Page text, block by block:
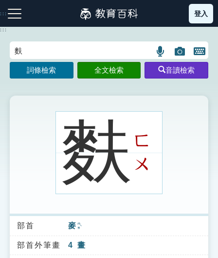
到
主
:::
注音索引圖示 筆畫索引圖示 部首索引表圖示
索引選單
知識索引
登入
:::
語
言
搜
示
圖
片
搜
開
鍵
圖
詞條檢索 全文檢索 音讀檢索
麩ㄈ
ㄨ
部首 麥 ㄇㄞˋ
部首外筆畫 4 畫